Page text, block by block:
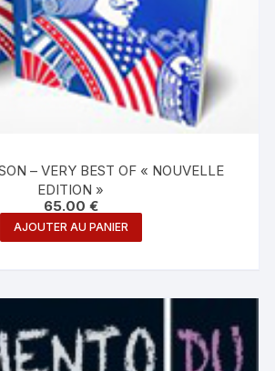
– VERY BEST OF « NOUVELLE
EDITION »
65.00 €
AJOUTER AU PANIER